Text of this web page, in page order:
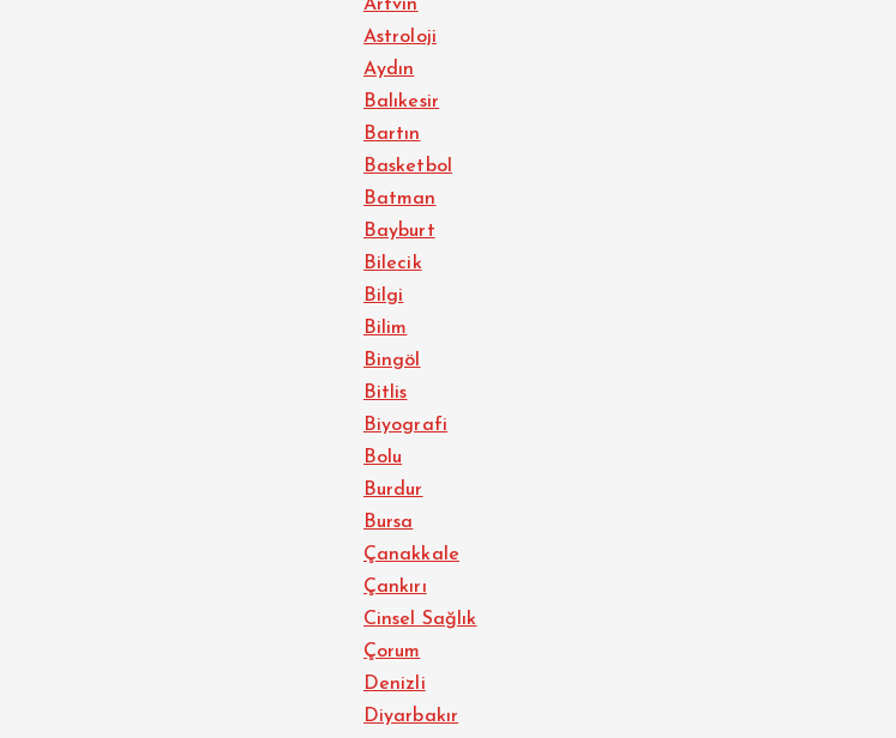
Artvin
Astroloji
Aydın
Balıkesir
Bartın
Basketbol
Batman
Bayburt
Bilecik
Bilgi
Bilim
Bingöl
Bitlis
Biyografi
Bolu
Burdur
Bursa
Çanakkale
Çankırı
Cinsel Sağlık
Çorum
Denizli
Diyarbakır